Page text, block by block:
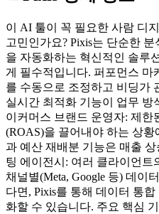
이 AI 툴이 꼭 필요한 사람 디
고민인가요? Pixis는 단순한
을 자동화하는 혁신적인 솔루
게 필수적입니다. 퍼포먼스 마
를 수동으로 조정하고 비딩가
실시간 최적화 기능이 업무 방
이커머스 브랜드 운영자: 제한
(ROAS)을 끌어내야 하는 상
과 예산 재배분 기능은 매출
팅 에이전시: 여러 클라이언
채널별(Meta, Google 등) 데이
다면, Pixis를 통해 데이터 통
화할 수 있습니다. 주요 핵심